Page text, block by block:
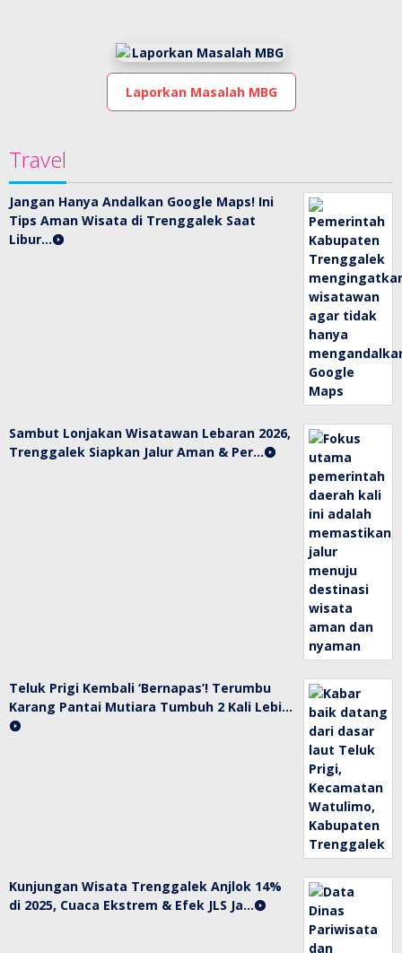
Laporkan Masalah MBG
Travel
Jangan Hanya Andalkan Google Maps! Ini
Tips Aman Wisata di Trenggalek Saat
Libur…
Sambut Lonjakan Wisatawan Lebaran 2026,
Trenggalek Siapkan Jalur Aman & Per…
Teluk Prigi Kembali ‘Bernapas’! Terumbu
Karang Pantai Mutiara Tumbuh 2 Kali Lebi…
Kunjungan Wisata Trenggalek Anjlok 14%
di 2025, Cuaca Ekstrem & Efek JLS Ja…